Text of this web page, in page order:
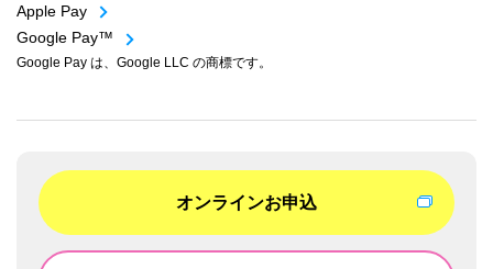
Apple Pay
Google Pay™
Google Pay は、Google LLC の商標です。
オンラインお申込